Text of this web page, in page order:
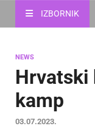
IZBORNIK
NEWS
kamp
03.07.2023.